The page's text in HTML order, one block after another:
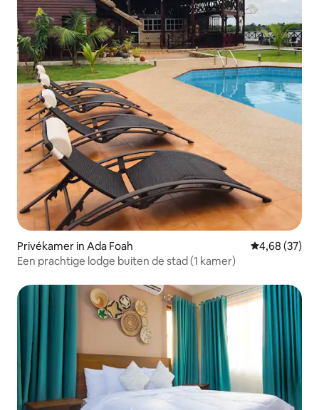
Privékamer in Ada Foah Gemiddelde
4,68 (37)
Een prachtige lodge buiten de stad (1 kamer)